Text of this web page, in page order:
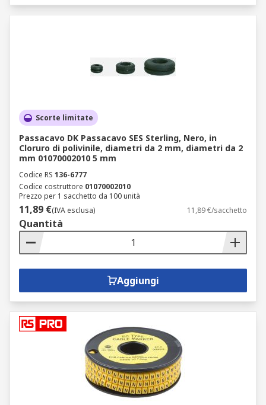
Scorte limitate
Passacavo DK Passacavo SES Sterling, Nero, in
Cloruro di polivinile, diametri da 2 mm, diametri da 2
mm 01070002010 5 mm
Codice RS 136-6777
Codice costruttore 01070002010
Prezzo per 1 sacchetto da 100 unità
11,89 €(IVA esclusa) 11,89 €/sacchetto
Quantità
Aggiungi